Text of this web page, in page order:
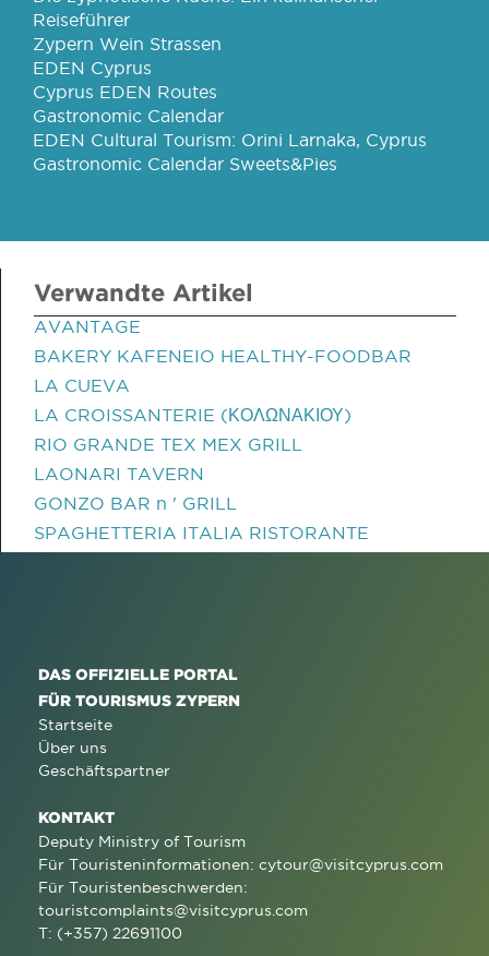
Reiseführer
Zypern Wein Strassen
EDEN Cyprus
Cyprus EDEN Routes
Gastronomic Calendar
EDEN Cultural Tourism: Orini Larnaka, Cyprus
Gastronomic Calendar Sweets&Pies
Verwandte Artikel
AVANTAGE
BAKERY KAFENEIO HEALTHY-FOODBAR
LA CUEVA
LA CROISSANTERIE (ΚΟΛΩΝΑΚΙΟΥ)
RIO GRANDE TEX MEX GRILL
LAONARI TAVERN
GONZO BAR n ' GRILL
SPAGHETTERIA ITALIA RISTORANTE
DAS OFFIZIELLE PORTAL
FÜR TOURISMUS ZYPERN
Startseite
Über uns
Geschäftspartner
KONTAKT
Deputy Ministry of Tourism
Für Touristeninformationen: cytour@visitcyprus.com
Für Touristenbeschwerden:
touristcomplaints@visitcyprus.com
T: (+357) 22691100